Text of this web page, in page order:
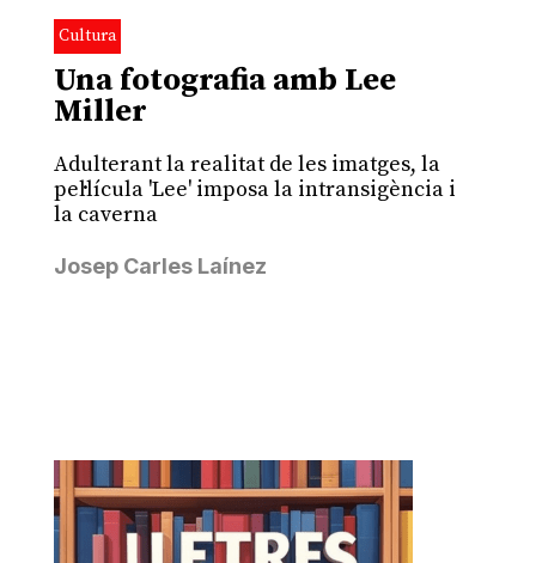
Cultura
Una fotografia amb Lee
Miller
Adulterant la realitat de les imatges, la
pel·lícula 'Lee' imposa la intransigència i
la caverna
Josep Carles Laínez